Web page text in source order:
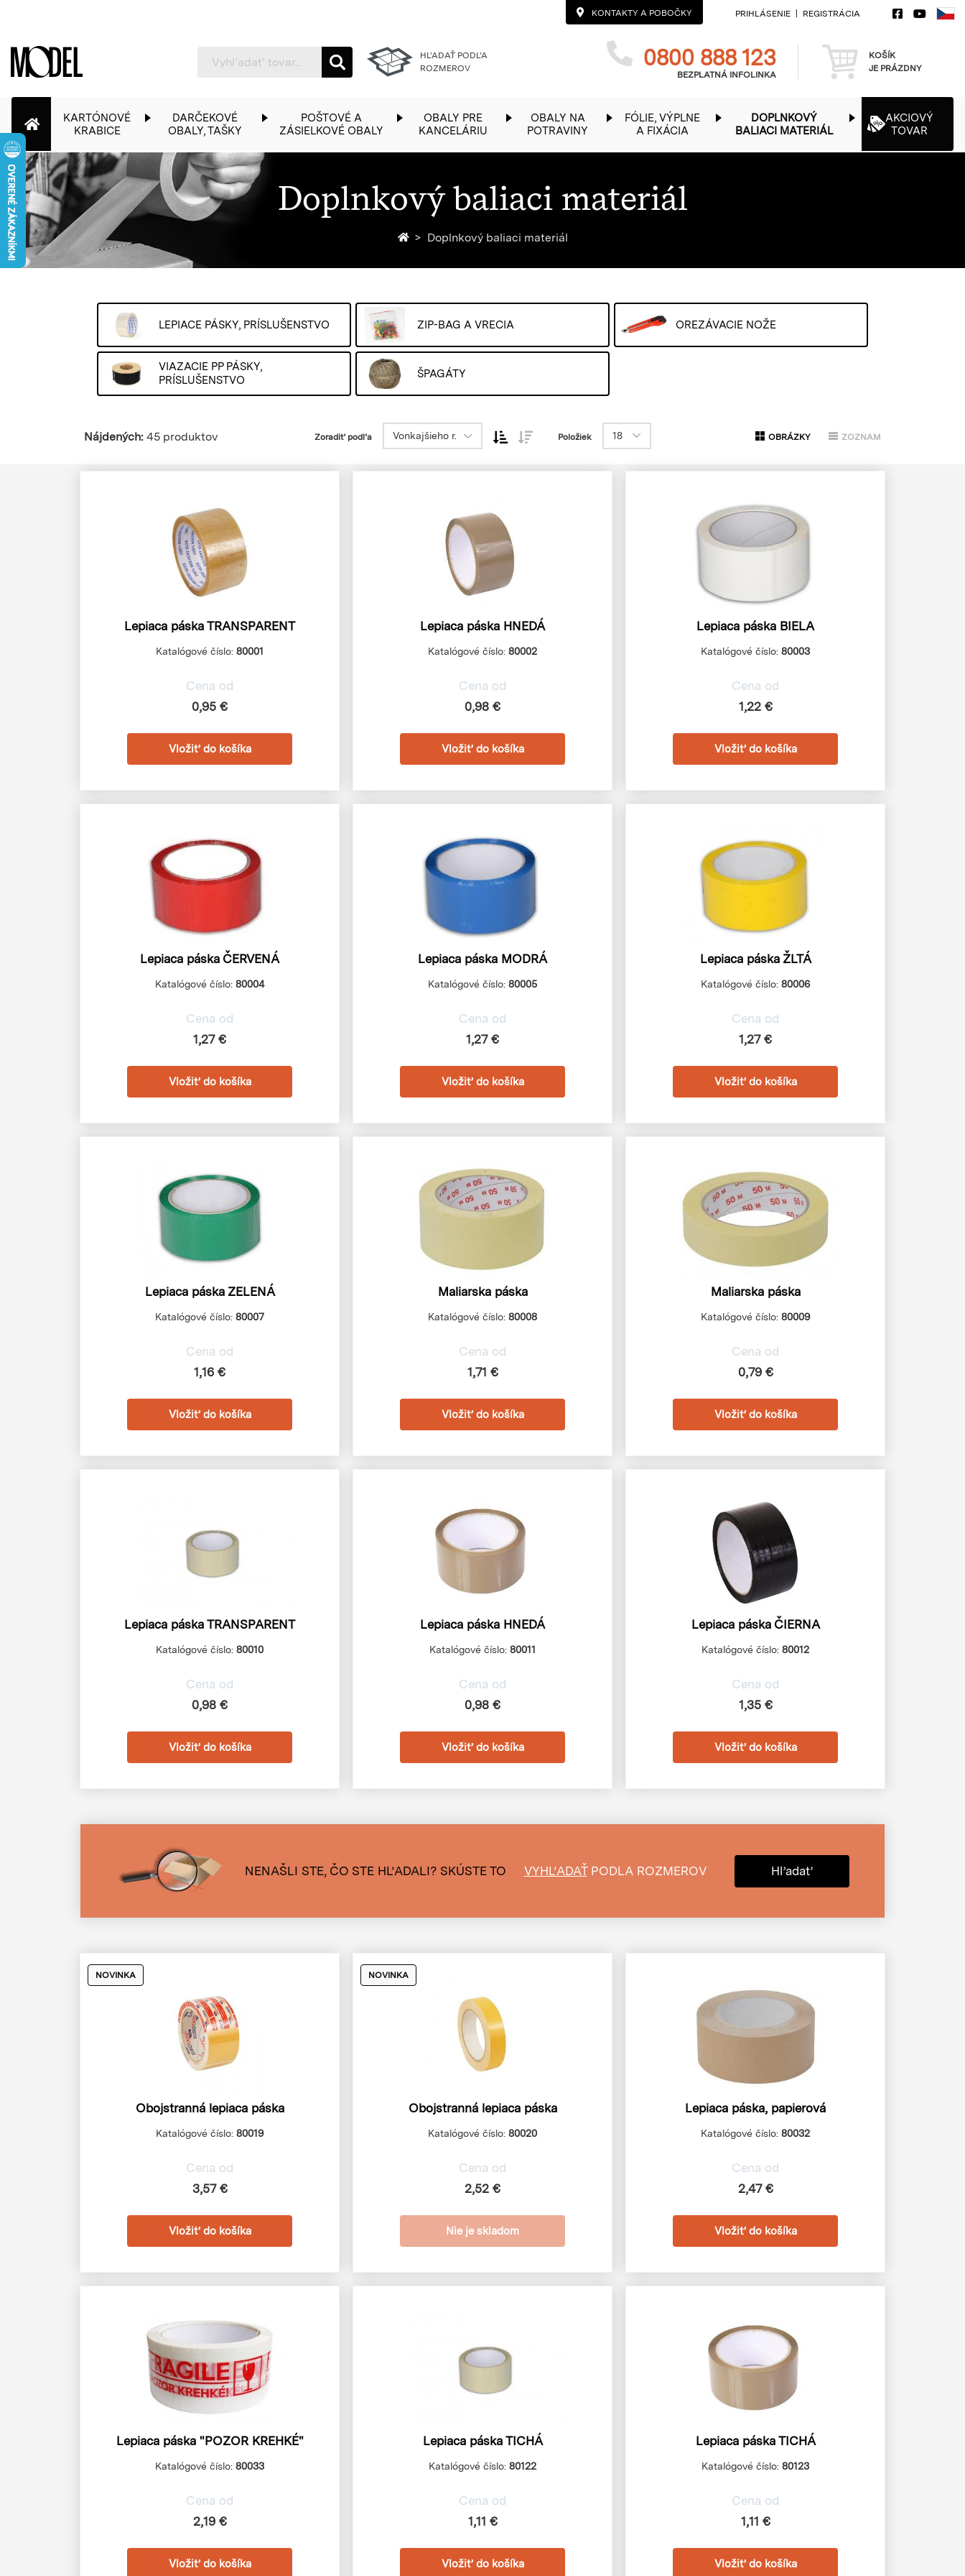
KONTAKTY A POBOČKY PRIHLÁSENIE REGISTRÁCIA
PackShop
HĽADAŤ PODĽA
ROZMEROV
Telefon
0800 888 123
BEZPLATNÁ INFOLINKA Košík
KOŠÍK
JE PRÁZDNY
KARTÓNOVÉ
KRABICE
DARČEKOVÉ
OBALY, TAŠKY
POŠTOVÉ A
ZÁSIELKOVÉ OBALY
OBALY PRE
KANCELÁRIU
OBALY NA
POTRAVINY
FÓLIE, VÝPLNE
A FIXÁCIA
DOPLNKOVÝ
BALIACI MATERIÁL
AKCIOVÝ
TOVAR
Doplnkový baliaci materiál
Späť na homepage
Doplnkový baliaci materiál
LEPIACE PÁSKY, PRÍSLUŠENSTVO ZIP-BAG A VRECIA OREZÁVACIE NOŽE
VIAZACIE PP PÁSKY,
PRÍSLUŠENSTVO
ŠPAGÁTY
Nájdených: 45 produktov Zoradiť podľa Vonkajšieho r. Položiek 18 OBRÁZKY ZOZNAM
Lepiaca páska TRANSPARENT
Katalógové číslo: 80001
Cena od
0,95 €
Lepiaca páska HNEDÁ
Katalógové číslo: 80002
Cena od
0,98 €
Lepiaca páska BIELA
Katalógové číslo: 80003
Cena od
1,22 €
Lepiaca páska ČERVENÁ
Katalógové číslo: 80004
Cena od
1,27 €
Lepiaca páska MODRÁ
Katalógové číslo: 80005
Cena od
1,27 €
Lepiaca páska ŽLTÁ
Katalógové číslo: 80006
Cena od
1,27 €
Lepiaca páska ZELENÁ
Katalógové číslo: 80007
Cena od
1,16 €
Maliarska páska
Katalógové číslo: 80008
Cena od
1,71 €
Maliarska páska
Katalógové číslo: 80009
Cena od
0,79 €
Lepiaca páska TRANSPARENT
Katalógové číslo: 80010
Cena od
0,98 €
Lepiaca páska HNEDÁ
Katalógové číslo: 80011
Cena od
0,98 €
Lepiaca páska ČIERNA
Katalógové číslo: 80012
Cena od
1,35 €
NENAŠLI STE, ČO STE HĽADALI? SKÚSTE TO VYHĽADAŤPODLA ROZMEROV Hľadať
NOVINKA
Obojstranná lepiaca páska
Katalógové číslo: 80019
Cena od
3,57 €
NOVINKA
Obojstranná lepiaca páska
Katalógové číslo: 80020
Cena od
2,52 €
Nie je skladom
Lepiaca páska, papierová
Katalógové číslo: 80032
Cena od
2,47 €
Lepiaca páska "POZOR KREHKÉ"
Katalógové číslo: 80033
Cena od
2,19 €
Lepiaca páska TICHÁ
Katalógové číslo: 80122
Cena od
1,11 €
Lepiaca páska TICHÁ
Katalógové číslo: 80123
Cena od
1,11 €